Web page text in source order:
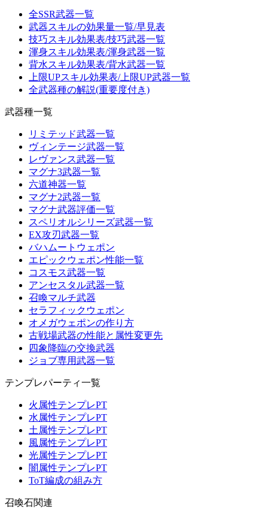
全SSR武器一覧
武器スキルの効果量一覧/早見表
技巧スキル効果表/技巧武器一覧
渾身スキル効果表/渾身武器一覧
背水スキル効果表/背水武器一覧
上限UPスキル効果表/上限UP武器一覧
全武器種の解説(重要度付き)
武器種一覧
リミテッド武器一覧
ヴィンテージ武器一覧
レヴァンス武器一覧
マグナ3武器一覧
六道神器一覧
マグナ2武器一覧
マグナ武器評価一覧
スペリオルシリーズ武器一覧
EX攻刃武器一覧
バハムートウェポン
エピックウェポン性能一覧
コスモス武器一覧
アンセスタル武器一覧
召喚マルチ武器
セラフィックウェポン
オメガウェポンの作り方
古戦場武器の性能と属性変更先
四象降臨の交換武器
ジョブ専用武器一覧
テンプレパーティ一覧
火属性テンプレPT
水属性テンプレPT
土属性テンプレPT
風属性テンプレPT
光属性テンプレPT
闇属性テンプレPT
ToT編成の組み方
召喚石関連